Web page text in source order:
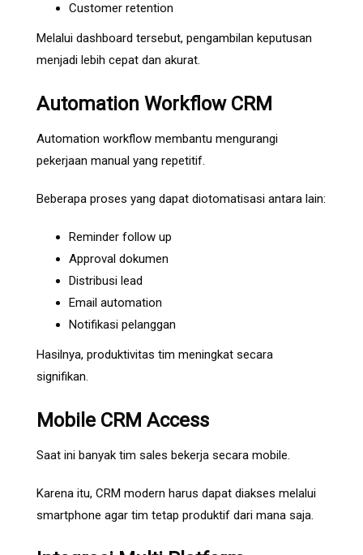
Customer retention
Melalui dashboard tersebut, pengambilan keputusan
menjadi lebih cepat dan akurat.
Automation Workflow CRM
Automation workflow membantu mengurangi
pekerjaan manual yang repetitif.
Beberapa proses yang dapat diotomatisasi antara lain:
Reminder follow up
Approval dokumen
Distribusi lead
Email automation
Notifikasi pelanggan
Hasilnya, produktivitas tim meningkat secara
signifikan.
Mobile CRM Access
Saat ini banyak tim sales bekerja secara mobile.
Karena itu, CRM modern harus dapat diakses melalui
smartphone agar tim tetap produktif dari mana saja.